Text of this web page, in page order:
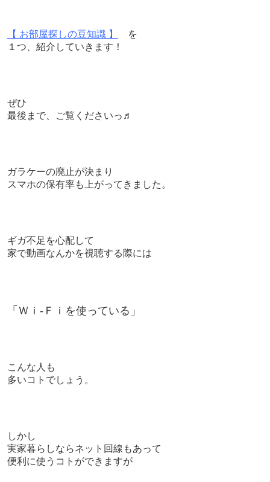
【 お部屋探しの豆知識 】
を
１つ、紹介していきます！
ぜひ
最後まで、ご覧くださいっ♬
ガラケーの廃止が決まり
スマホの保有率も上がってきました。
ギガ不足を心配して
家で動画なんかを視聴する際には
「Ｗｉ-Ｆｉを使っている」
こんな人も
多いコトでしょう。
しかし
実家暮らしならネット回線もあって
便利に使うコトができますが